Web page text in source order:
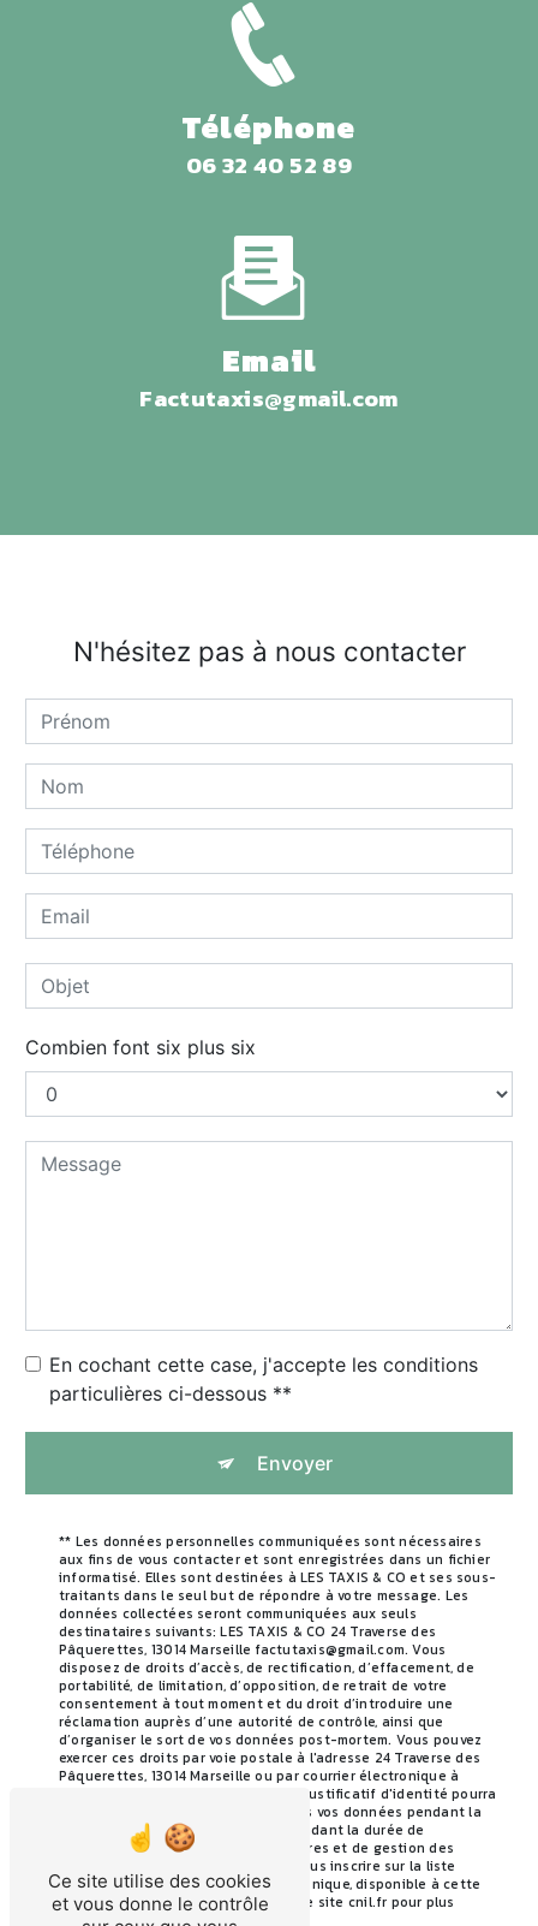
Téléphone
06 32 40 52 89
Email
factutaxis@gmail.com
N'hésitez pas à nous contacter
Combien font six plus six
En cochant cette case, j'accepte les conditions
particulières ci-dessous **
Envoyer
** Les données personnelles communiquées sont nécessaires
aux fins de vous contacter et sont enregistrées dans un fichier
informatisé. Elles sont destinées à LES TAXIS & CO et ses sous-
traitants dans le seul but de répondre à votre message. Les
données collectées seront communiquées aux seuls
destinataires suivants: LES TAXIS & CO 24 Traverse des
Pâquerettes, 13014 Marseille factutaxis@gmail.com. Vous
disposez de droits d’accès, de rectification, d’effacement, de
portabilité, de limitation, d’opposition, de retrait de votre
consentement à tout moment et du droit d’introduire une
réclamation auprès d’une autorité de contrôle, ainsi que
d’organiser le sort de vos données post-mortem. Vous pouvez
exercer ces droits par voie postale à l'adresse 24 Traverse des
Pâquerettes, 13014 Marseille ou par courrier électronique à
l'adresse factutaxis@gmail.com. Un justificatif d'identité pourra
vous être demandé. Nous conservons vos données pendant la
période de prise de contact puis pendant la durée de
prescription légale aux fins probatoires et de gestion des
contentieux. Vous avez le droit de vous inscrire sur la liste
d'opposition au démarchage téléphonique, disponible à cette
adresse: Bloctel.gouv.fr. Consultez le site cnil.fr pour plus
d’informations sur vos droits.
Ce site utilise des cookies
et vous donne le contrôle